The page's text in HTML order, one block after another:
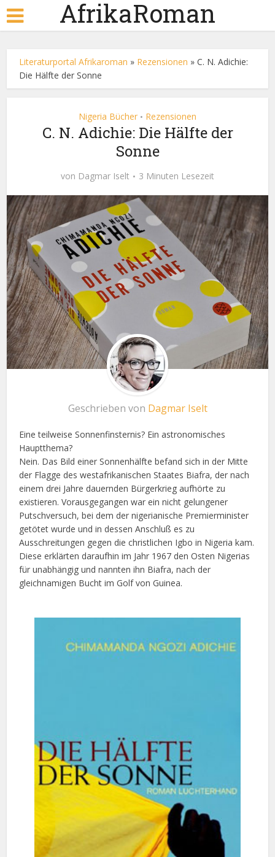
AfrikaRoman
Literaturportal Afrikaroman » Rezensionen »C. N. Adichie:
Die Hälfte der Sonne
Nigeria Bücher • Rezensionen
C. N. Adichie: Die Hälfte der
Sonne
von Dagmar Iselt 3 Minuten Lesezeit
Geschrieben von Dagmar Iselt
Eine teilweise Sonnenfinsternis? Ein astronomisches
Hauptthema?
Nein. Das Bild einer Sonnenhälfte befand sich in der Mitte
der Flagge des westafrikanischen Staates Biafra, der nach
einem drei Jahre dauernden Bürgerkrieg aufhörte zu
existieren. Vorausgegangen war ein nicht gelungener
Putschversuch, bei dem der nigerianische Premierminister
getötet wurde und in dessen Anschluß es zu
Ausschreitungen gegen die christlichen Igbo in Nigeria kam.
Diese erklärten daraufhin im Jahr 1967 den Osten Nigerias
für unabhängig und nannten ihn Biafra, nach der
gleichnamigen Bucht im Golf von Guinea.